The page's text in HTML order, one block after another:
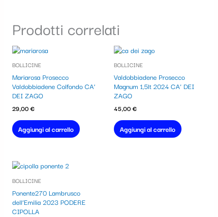
Prodotti correlati
BOLLICINE
Mariarosa Prosecco
Valdobbiadene Colfondo CA’
DEI ZAGO
29,00€
Aggiungi al carrello
BOLLICINE
Valdobbiadene Prosecco
Magnum 1,5lt 2024 CA’ DEI
ZAGO
45,00€
Aggiungi al carrello
BOLLICINE
Ponente270 Lambrusco
dell’Emilia 2023 PODERE
CIPOLLA